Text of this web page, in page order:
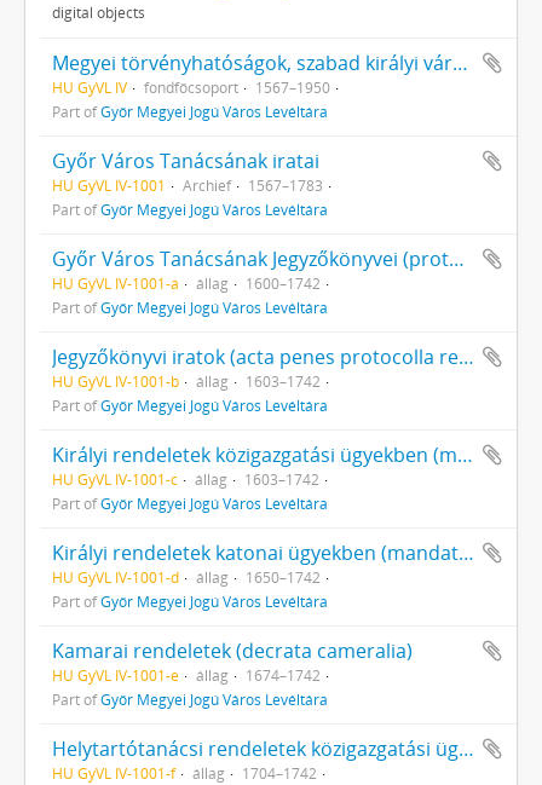
digital objects
Megyei törvényhatóságok, szabad királyi városok és törvényhatósági jogú városok
HU GyVL IV fondfőcsoport
1567–1950
Part ofGyőr Megyei Jogú Város Levéltára
Győr Város Tanácsának iratai
HU GyVL IV-1001 Archief
1567–1783
Part ofGyőr Megyei Jogú Város Levéltára
Győr Város Tanácsának Jegyzőkönyvei (protocolla ordinaria Civitas Jauriensis)
HU GyVL IV-1001-a állag
1600–1742
Part ofGyőr Megyei Jogú Város Levéltára
Jegyzőkönyvi iratok (acta penes protocolla reperta)
HU GyVL IV-1001-b állag
1603–1742
Part ofGyőr Megyei Jogú Város Levéltára
Királyi rendeletek közigazgatási ügyekben (mandata regia in politics)
HU GyVL IV-1001-c állag
1603–1742
Part ofGyőr Megyei Jogú Város Levéltára
Királyi rendeletek katonai ügyekben (mandata regia in militaribus)
HU GyVL IV-1001-d állag
1650–1742
Part ofGyőr Megyei Jogú Város Levéltára
Kamarai rendeletek (decrata cameralia)
HU GyVL IV-1001-e állag
1674–1742
Part ofGyőr Megyei Jogú Város Levéltára
Helytartótanácsi rendeletek közigazgatási ügyekben (initimata Consiliae Regiae Lucumtenentialiae Hungariae in politics)
HU GyVL IV-1001-f állag
1704–1742